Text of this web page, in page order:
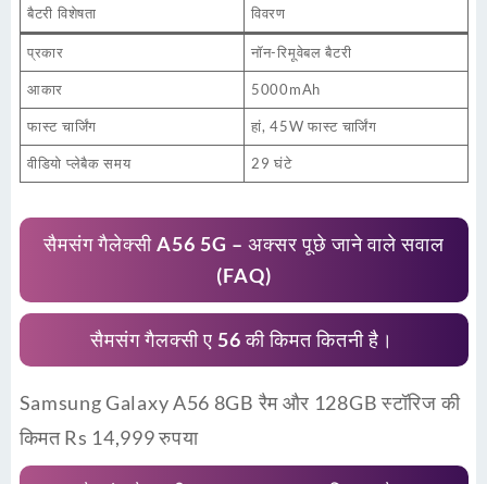
बैटरी विशेषता विवरण
प्रकार नॉन-रिमूवेबल बैटरी
आकार 5000mAh
फास्ट चार्जिंग हां, 45W फास्ट चार्जिंग
वीडियो प्लेबैक समय 29 घंटे
सैमसंग गैलेक्सी A56 5G – अक्सर पूछे जाने वाले सवाल
(FAQ)
सैमसंग गैलक्सी ए 56 की किमत कितनी है।
Samsung Galaxy A56 8GB रैम और 128GB स्टॉरिज की
किमत Rs 14,999 रुपया